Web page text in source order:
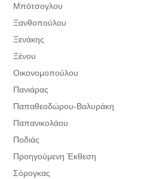
Μπότσογλου
Ξανθοπούλου
Ξενάκης
Ξένου
Οικονομοπούλου
Πανιάρας
Παπαθεοδώρου-Βαλυράκη
Παπανικολάου
Ποδιάς
Προηγούμενη Έκθεση
Σόρογκας